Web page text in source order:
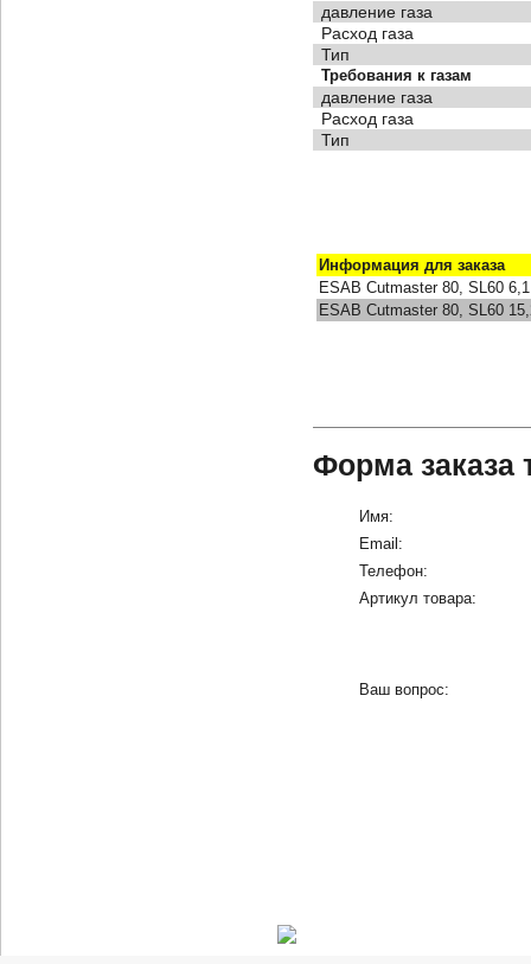
давление газа
Расход газа
Тип
Требования к газам
давление газа
Расход газа
Тип
Информация для заказа
ESAB Cutmaster 80, SL60
ESAB Cutmaster 80, SL60
Форма заказа
Имя:
Email:
Телефон:
Артикул товара:
Ваш вопрос: